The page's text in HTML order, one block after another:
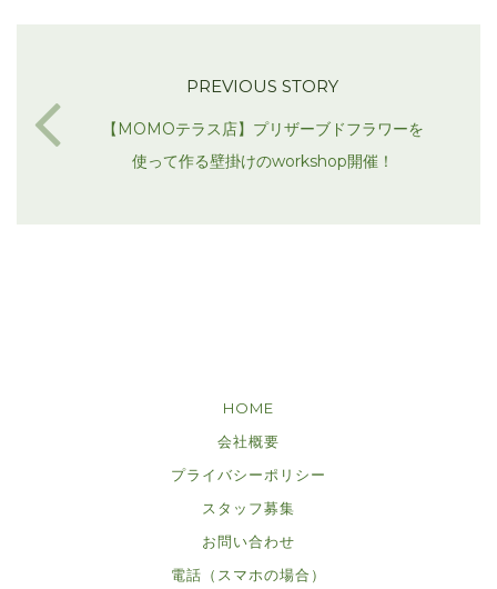
PREVIOUS STORY
【MOMOテラス店】プリザーブドフラワーを
使って作る壁掛けのworkshop開催！
HOME
会社概要
プライバシーポリシー
スタッフ募集
お問い合わせ
電話（スマホの場合）